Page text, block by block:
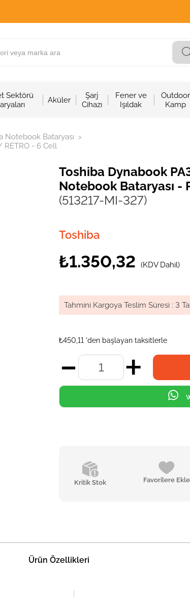
Sektörü
Aküler
Şarj
Cihazı
Fener ve
Işıldak
Outdoor
Kamp
Notebook Bataryası >
RETRO - 6 Cell
Toshiba Dynabook
Notebook Bataryası -
(513217-MI-327)
Toshiba
₺1.350,32 (KDV Dahil)
Tahmini Kargoya Teslim Süresi : 3
₺450,11 'den başlayan taksitlerle
Kritik Stok Favorilere Ekle
Ürün Özellikleri